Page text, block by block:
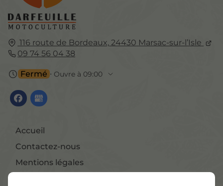
116 route de Bordeaux, 24430 Marsac-sur-l’Isle
09 74 56 04 38
Fermé ⋅ Ouvre à 09:00
Accueil
Contactez-nous
Mentions légales